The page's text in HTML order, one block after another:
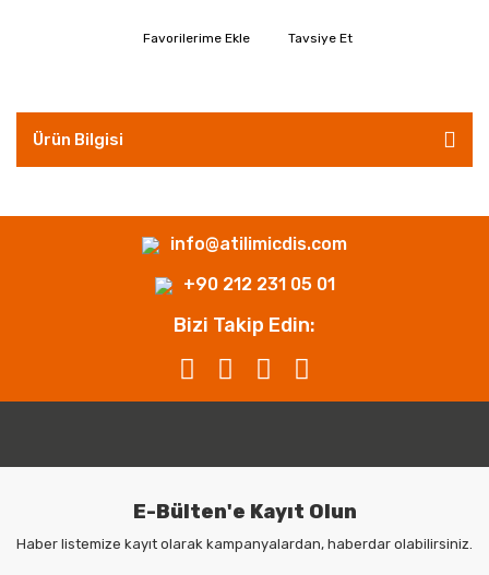
Tavsiye Et
Ürün Bilgisi
info@atilimicdis.com
+90 212 231 05 01
Bizi Takip Edin:
E-Bülten'e Kayıt Olun
Haber listemize kayıt olarak kampanyalardan, haberdar olabilirsiniz.